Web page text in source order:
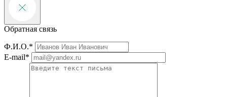
Обратная связь
Ф.И.О.*
E-mail*